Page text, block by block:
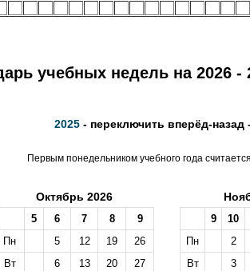
учебных недель на 2026 -
2025- переключить вперёд-назад
Первым понедельником учебного года
Октябрь 2026
5 6 7 8
9
Пн
5 12 19
26
Вт
6 13 20
27
9 10
Пн
2
Вт
3